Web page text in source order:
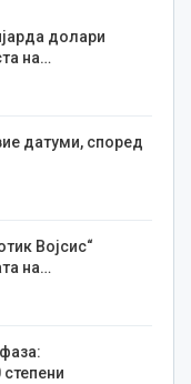
долари
на…
датуми, според
Војсис“
на…